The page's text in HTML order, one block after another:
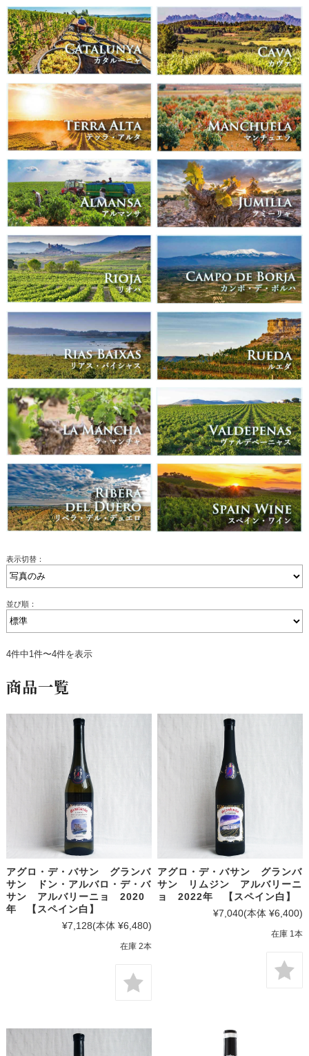
表示切替：
並び順：
4件中1件〜4件を表示
商品一覧
アグロ・デ・バサン グランバ
サン ドン・アルバロ・デ・バ
サン アルバリーニョ 2020
年 【スペイン白】
¥7,128(本体 ¥6,480)
在庫 2本
アグロ・デ・バサン グランバ
サン リムジン アルバリーニ
ョ 2022年 【スペイン白】
¥7,040(本体 ¥6,400)
在庫 1本